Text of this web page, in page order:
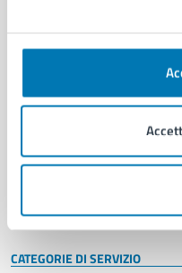
Organi di governo
Enti e fondazioni
Personale amministrativo
Intranet, posta aziendale e
CATEGORIE DI SERVIZIO